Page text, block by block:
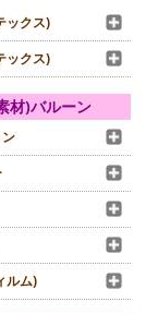
ックス)
ックス)
材)バルーン
ルム)